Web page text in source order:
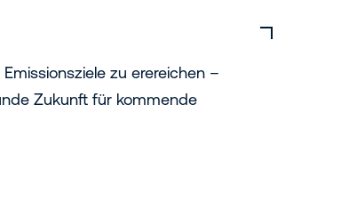
zu erereichen –
Zukunft für kommende